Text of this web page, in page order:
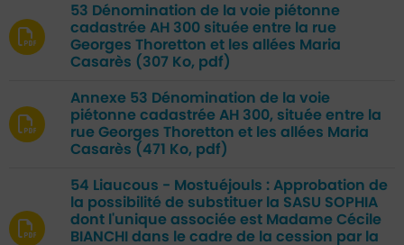
53 Dénomination de la voie piétonne
cadastrée AH 300 située entre la rue
Georges Thoretton et les allées Maria
Casarès (307 Ko, pdf)
Annexe 53 Dénomination de la voie
piétonne cadastrée AH 300, située entre la
rue Georges Thoretton et les allées Maria
Casarès (471 Ko, pdf)
54 Liaucous - Mostuéjouls : Approbation de
la possibilité de substituer la SASU SOPHIA
dont l'unique associée est Madame Cécile
BIANCHI dans le cadre de la cession par la